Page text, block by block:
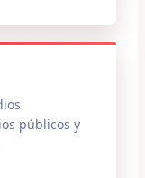
públicos y